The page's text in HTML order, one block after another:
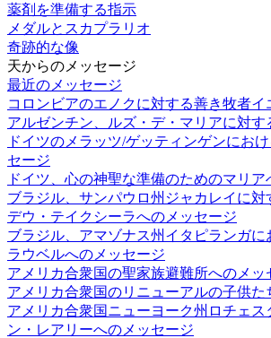
薬剤を準備する指示
メダルとスカプラリオ
奇跡的な像
天からのメッセージ
最近のメッセージ
コロンビアのエノクに対する善き牧者イ
アルゼンチン、ルズ・デ・マリアに対す
ドイツのメラッツ/ゲッティンゲンにお
セージ
ドイツ、心の神聖な準備のためのマリア
ブラジル、サンパウロ州ジャカレイに
デウ・テイクシーラへのメッセージ
ブラジル、アマゾナス州イタピランガ
ラウベルへのメッセージ
アメリカ合衆国の聖家族避難所へのメッ
アメリカ合衆国のリニューアルの子供た
アメリカ合衆国ニューヨーク州ロチェス
ン・レアリーへのメッセージ